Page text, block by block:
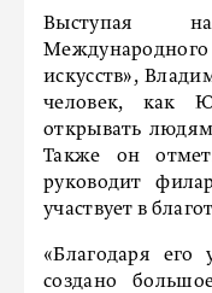
Выступая
Международного
искусств»,
человек, как
открывать
Также он
руководит
участвует в
«Благодаря
создано